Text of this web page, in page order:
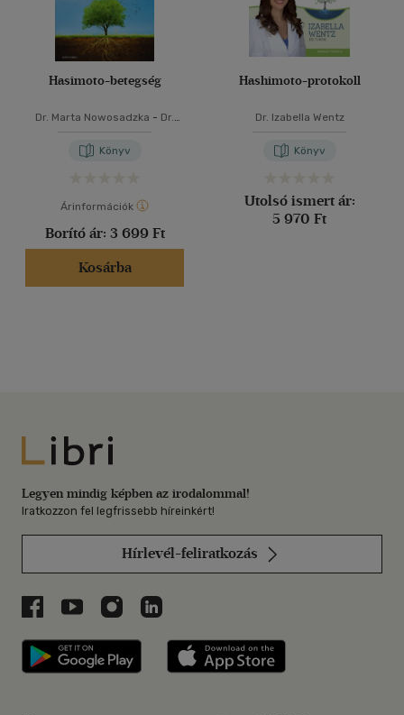
Hasimoto-betegség
Dr. Marta Nowosadzka - Dr.
Könyv
Árinformációk
Borító ár: 3 699 Ft
Kosárba
Hashimoto-protokoll
Dr. Izabella Wentz
Könyv
Utolsó ismert ár:
5 970 Ft
Libri
Legyen mindig képben az irodalommal!
Iratkozzon fel legfrissebb híreinkért!
Hírlevél-feliratkozás
Libri a Facebookon
Libri a Youtube-on
Libri az Instagramon
Libri a LinkedInen
Libri applikáció Szerezd meg: Google